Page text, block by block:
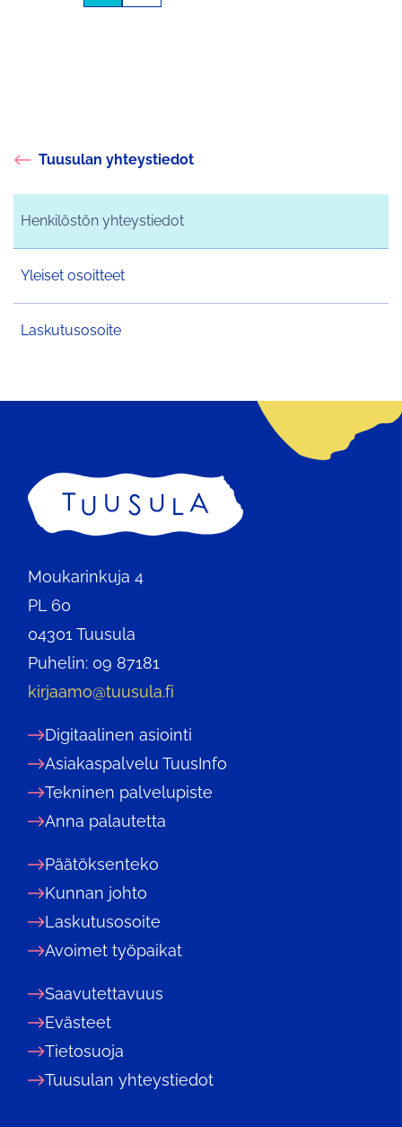
Tuusulan yhteystiedot
Henkilöstön yhteystiedot
Yleiset osoitteet
Laskutusosoite
Etusivu
Moukarinkuja 4
PL 60
04301 Tuusula
Puhelin: 09 87181
kirjaamo@tuusula.fi
Digitaalinen asiointi
Asiakaspalvelu TuusInfo
Tekninen palvelupiste
Anna palautetta
Päätöksenteko
Kunnan johto
Laskutusosoite
Avoimet työpaikat
Saavutettavuus
Evästeet
Tietosuoja
Tuusulan yhteystiedot